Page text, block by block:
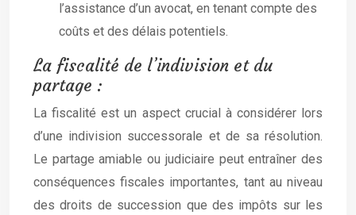
l’assistance d’un avocat, en tenant compte des
coûts et des délais potentiels.
La fiscalité de l’indivision et du
partage :
La fiscalité est un aspect crucial à considérer lors
d’une indivision successorale et de sa résolution.
Le partage amiable ou judiciaire peut entraîner des
conséquences fiscales importantes, tant au niveau
des droits de succession que des impôts sur les